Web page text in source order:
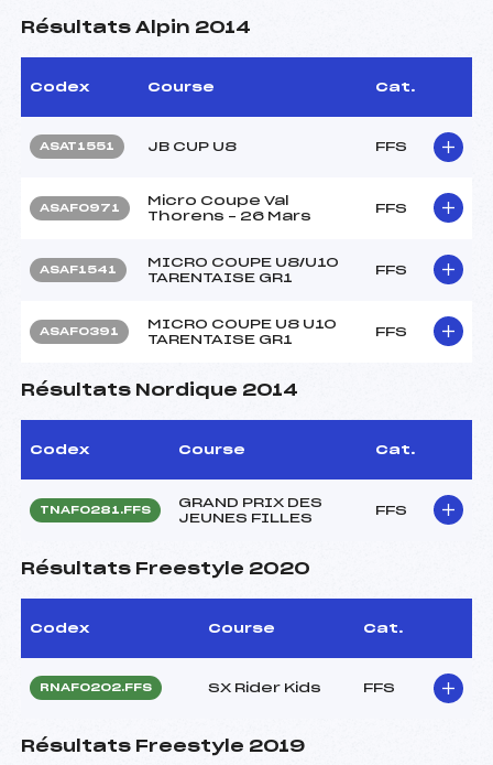
Résultats Alpin 2014
Codex Course Cat.
ASAT1551 JB CUP U8 FFS
ASAF0971
Micro Coupe Val
Thorens – 26 Mars
FFS
ASAF1541
MICRO COUPE U8/U10
TARENTAISE GR1
FFS
ASAF0391
MICRO COUPE U8 U10
TARENTAISE GR1
FFS
Résultats Nordique 2014
Codex Course Cat.
TNAF0281.FFS
GRAND PRIX DES
JEUNES FILLES
FFS
Résultats Freestyle 2020
Codex Course Cat.
RNAF0202.FFS SX Rider Kids FFS
Résultats Freestyle 2019